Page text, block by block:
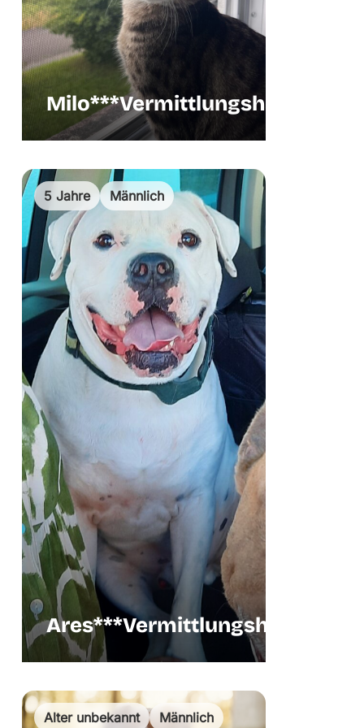
Milo***Vermittlungshilfe
5 Jahre Männlich
Ares***Vermittlungshilfe
Alter unbekannt Männlich